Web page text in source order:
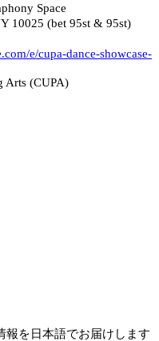
Space
10025 (bet 95st & 95st)
e/cupa-dance-showcase-
Arts (CUPA)
報を日本語でお届けします